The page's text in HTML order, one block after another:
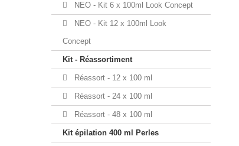
NEO - Kit 6 x 100ml Look Concept
NEO - Kit 12 x 100ml Look
Concept
Kit - Réassortiment
Réassort - 12 x 100 ml
Réassort - 24 x 100 ml
Réassort - 48 x 100 ml
Kit épilation 400 ml Perles